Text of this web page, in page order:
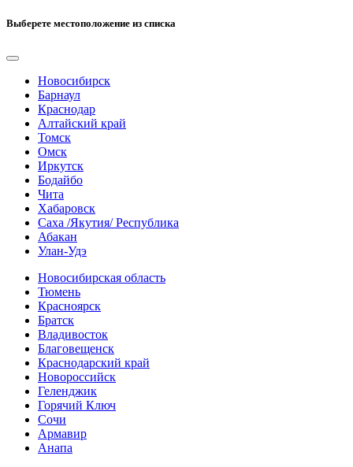
Выберете местоположение из списка
Новосибирск
Барнаул
Краснодар
Алтайский край
Томск
Омск
Иркутск
Бодайбо
Чита
Хабаровск
Саха /Якутия/ Республика
Абакан
Улан-Удэ
Новосибирская область
Тюмень
Красноярск
Братск
Владивосток
Благовещенск
Краснодарский край
Новороссийск
Геленджик
Горячий Ключ
Сочи
Армавир
Анапа